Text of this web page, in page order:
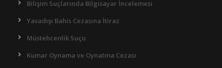
Bilişim Suçlarında Bilgisayar İncelemesi
Yasadışı Bahis Cezasına İtiraz
Müstehcenlik Suçu
Kumar Oynama ve Oynatma Cezası